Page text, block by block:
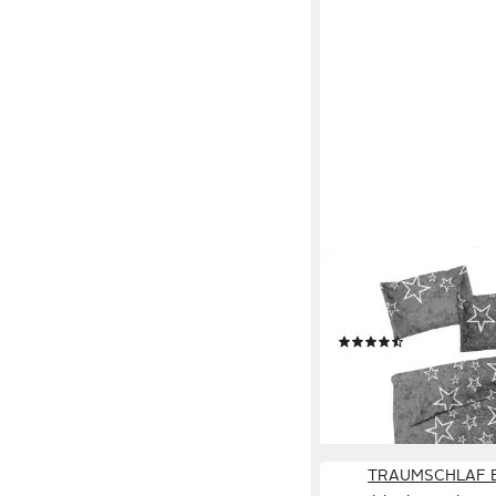
BETTWARENSHOP
Bettwäsche
2 teilig, warmer
(61)
59,95 €
lieferbar - in 2-3
TRAUMSCHLAF